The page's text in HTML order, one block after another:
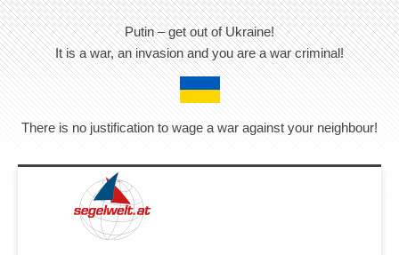
Putin – get out of Ukraine!
It is a war, an invasion and you are a war criminal!
There is no justification to wage a war against your neighbour!